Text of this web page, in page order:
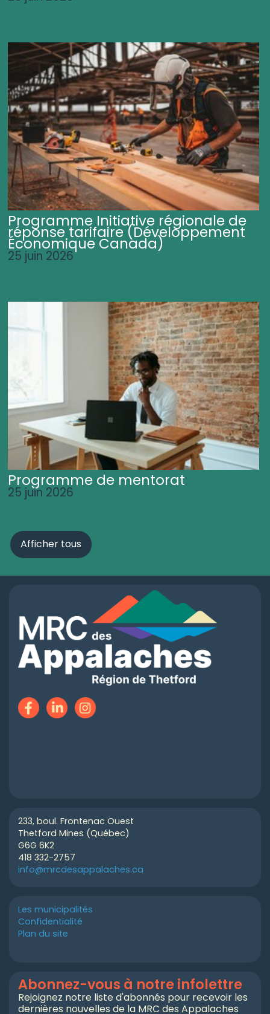
Programme Initiative régionale de
réponse tarifaire (Développement
Économique Canada)
25 juin 2026
Programme de mentorat
25 juin 2026
Afficher tous
233, boul. Frontenac Ouest
Thetford Mines (Québec)
G6G 6K2
418 332-2757
info@mrcdesappalaches.ca
Les municipalités
Confidentialité
Plan du site
Abonnez-vous à notre infolettre
Rejoignez notre liste d'abonnés pour recevoir les
dernières nouvelles de la MRC des Appalaches